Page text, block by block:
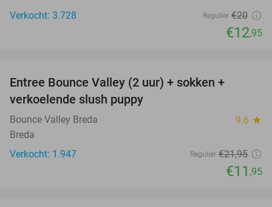
Verkocht: 3.728
Regulier €20
€12,95
Entree Bounce Valley (2 uur) + sokken +
verkoelende slush puppy
Bounce Valley Breda 9.6 star
Breda
Verkocht: 1.947
Regulier €21,95
€11 ,95